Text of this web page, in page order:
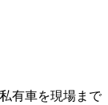
有車を現場まで